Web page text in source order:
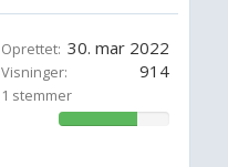
Oprettet: 30. mar 2022
Visninger: 914
1 stemmer
71.42857142857143%